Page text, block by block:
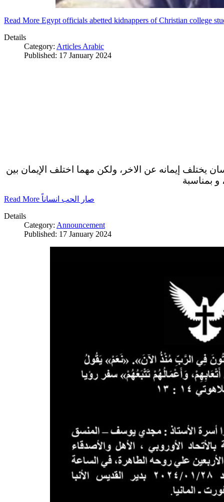
Read More Egypt officials abetted kidnappers of Christian college
Details
Category: Articles Arabic
Published: 17 January 2024
يختلف إيمانه عن الاخر، ولكن مهما اختلف الإيمان بين
و بمناسبة
Read More صار الحب انساناً
Details
Category: Announcement
Published: 17 January 2024